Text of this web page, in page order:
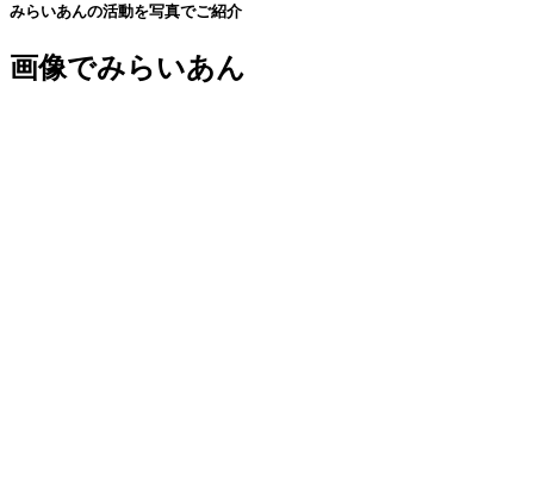
みらいあんの活動を写真でご紹介
画像でみらいあん